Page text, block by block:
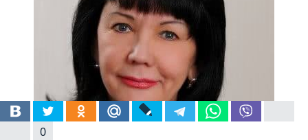
0